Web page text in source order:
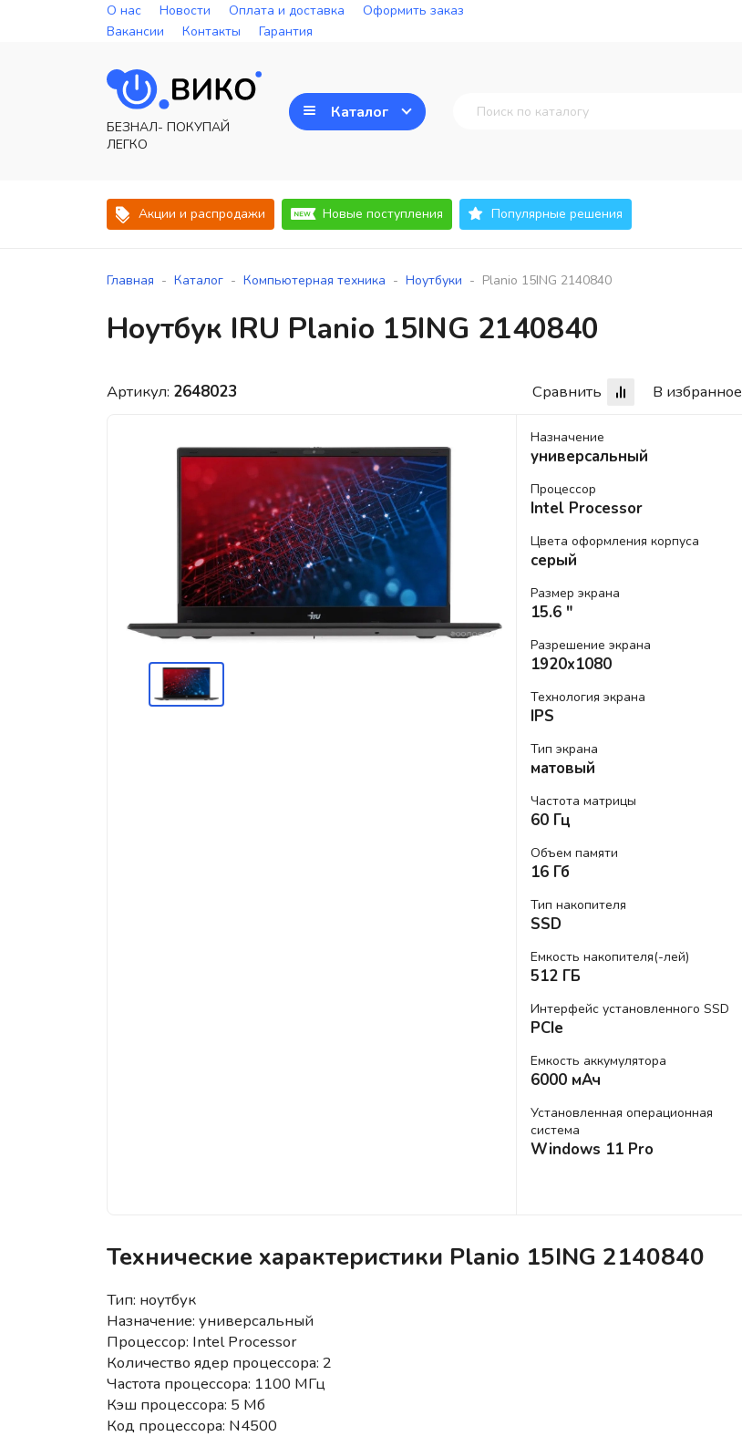
О нас Новости Оплата и доставка
Оформить заказ
Вакансии
Контакты Гарантия
БЕЗНАЛ- ПОКУПАЙ
ЛЕГКО
Каталог
Акции и распродажи Новые поступления Популярные решения
Главная - Каталог - Компьютерная техника - Ноутбуки - Planio 15ING 2140840
Ноутбук IRU Planio 15ING 2140840
Артикул: 2648023 Сравнить В избранное
Назначение
универсальный
Процессор
Intel Processor
Цвета оформления корпуса
серый
Размер экрана
15.6 "
Разрешение экрана
1920x1080
Технология экрана
IPS
Тип экрана
матовый
Частота матрицы
60 Гц
Объем памяти
16 Гб
Тип накопителя
SSD
Емкость накопителя(-лей)
512 ГБ
Интерфейс установленного SSD
PCIe
Емкость аккумулятора
6000 мАч
Установленная операционная
система
Windows 11 Pro
Технические характеристики Planio 15ING 2140840
Тип: ноутбук
Назначение: универсальный
Процессор: Intel Processor
Количество ядер процессора: 2
Частота процессора: 1100 МГц
Кэш процессора: 5 Мб
Код процессора: N4500